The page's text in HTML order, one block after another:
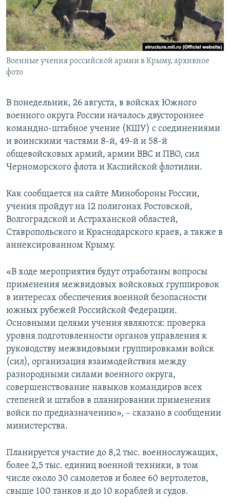
ПОБЕДИТЕЛЕЙ НЕ СУДЯТ?
КРЫМ.НЕПОКОРЕННЫЙ
ELIFBE
УКРАИНСКАЯ ПРОБЛЕМА КРЫМА
ПРИСОЕДИНЯЙТЕСЬ!
Военные учения российской армии в Крыму, архивное
фото
В понедельник, 26 августа, в войсках Южного
военного округа России началось двустороннее
командно-штабное учение (КШУ) с соединениями
и воинскими частями 8-й, 49-й и 58-й
общевойсковых армий, армии ВВС и ПВО, сил
Черноморского флота и Каспийской флотилии.
Как сообщается на сайте Минобороны России,
учения пройдут на 12 полигонах Ростовской,
Волгоградской и Астраханской областей,
Ставропольского и Краснодарского краев, а также в
аннексированном Крыму.
«В ходе мероприятия будут отработаны вопросы
применения межвидовых войсковых группировок
в интересах обеспечения военной безопасности
южных рубежей Российской Федерации.
Основными целями учения являются: проверка
уровня подготовленности органов управления к
руководству межвидовыми группировками войск
(сил), организация взаимодействия между
разнородными силами военного округа,
совершенствование навыков командиров всех
степеней и штабов в планировании применения
войск по предназначению», – сказано в сообщении
министерства.
Планируется участие до 8,2 тыс. военнослужащих,
более 2,5 тыс. единиц военной техники, в том
числе около 30 самолетов и более 60 вертолетов,
свыше 100 танков и до 10 кораблей и судов.